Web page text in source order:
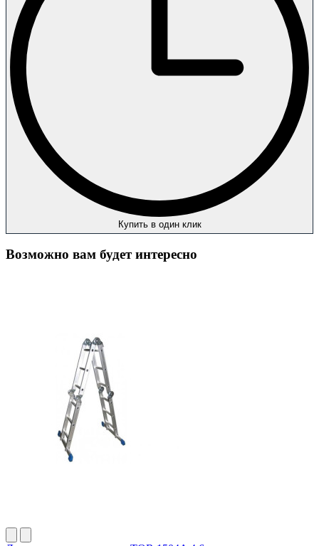
Купить в один клик
Возможно вам будет интересно